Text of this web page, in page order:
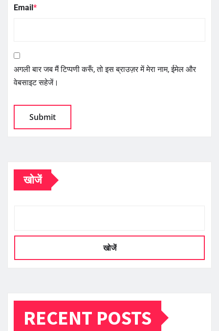
Email*
अगली बार जब मैं टिप्पणी करूँ, तो इस ब्राउज़र में मेरा नाम, ईमेल और
वेबसाइट सहेजें।
खोजें
खोजें
RECENT POSTS